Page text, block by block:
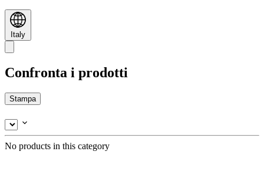
Italy
Confronta i prodotti
Stampa
No products in this category